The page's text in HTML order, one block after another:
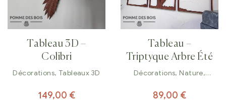
Tableau 3D –
Colibri
Décorations, Tableaux 3D
149,00 €
Tableau –
Triptyque Arbre Été
Décorations,Nature,
89,00 €